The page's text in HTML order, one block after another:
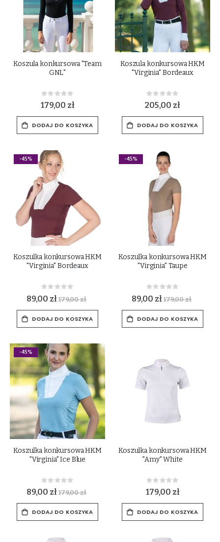
Koszula konkursowa "Team
GNL"
Rating:
0%
179,00 zł
DODAJ DO KOSZYKA
Koszula konkursowa HKM
"Virginia" Bordeaux
Rating:
0%
205,00 zł
DODAJ DO KOSZYKA
-45%
Koszulka konkursowa HKM
"Virginia" Bordeaux
Rating:
0%
89,00 zł179,00 zł
DODAJ DO KOSZYKA
-45%
Koszulka konkursowa HKM
"Virginia" Taupe
Rating:
0%
89,00 zł179,00 zł
DODAJ DO KOSZYKA
-45%
Koszulka konkursowa HKM
"Virginia" Ice Blue
Rating:
0%
89,00 zł179,00 zł
DODAJ DO KOSZYKA
Koszulka konkursowa HKM
"Amy" White
Rating:
0%
179,00 zł
DODAJ DO KOSZYKA